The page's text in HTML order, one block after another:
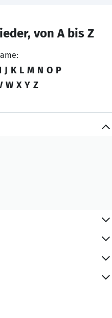
von A bis Z
I J K L M N O P
W X Y Z